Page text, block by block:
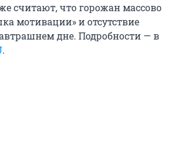
считают, что горожан массово
мотивации» и отсутствие
дне. Подробности — в
.